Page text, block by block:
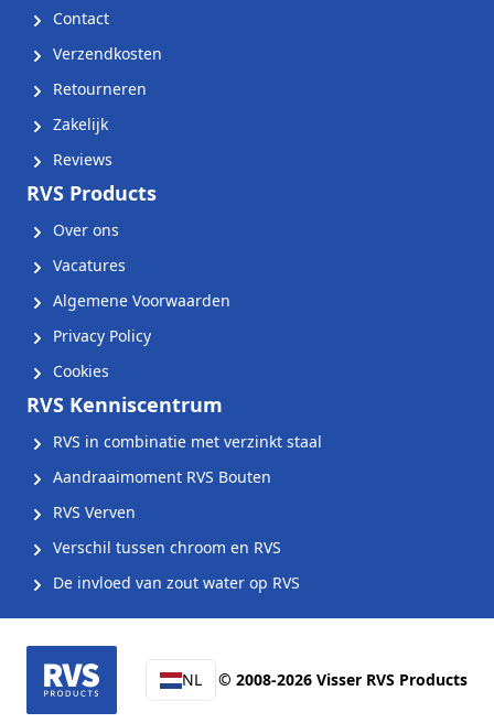
Contact
Verzendkosten
Retourneren
Zakelijk
Reviews
RVS Products
Over ons
Vacatures
Algemene Voorwaarden
Privacy Policy
Cookies
RVS Kenniscentrum
RVS in combinatie met verzinkt staal
Aandraaimoment RVS Bouten
RVS Verven
Verschil tussen chroom en RVS
De invloed van zout water op RVS
NL © 2008-2026 Visser RVS Products